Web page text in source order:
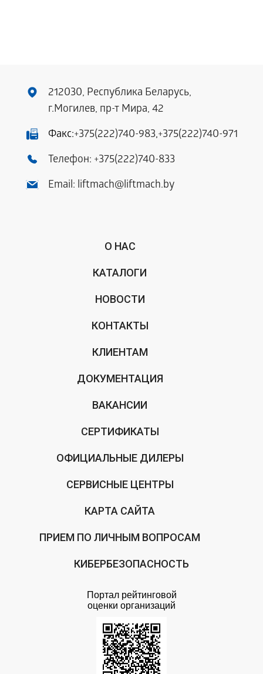
212030, Республика Беларусь,
г.Могилев, пр-т Мира, 42
Факс:+375(222)740-983,+375(222)740-971
Телефон: +375(222)740-833
Email: liftmach@liftmach.by
О НАС
КАТАЛОГИ
НОВОСТИ
КОНТАКТЫ
КЛИЕНТАМ
ДОКУМЕНТАЦИЯ
ВАКАНСИИ
СЕРТИФИКАТЫ
ОФИЦИАЛЬНЫЕ ДИЛЕРЫ
СЕРВИСНЫЕ ЦЕНТРЫ
КАРТА САЙТА
ПРИЕМ ПО ЛИЧНЫМ ВОПРОСАМ
КИБЕРБЕЗОПАСНОСТЬ
Портал рейтинговой
оценки организаций